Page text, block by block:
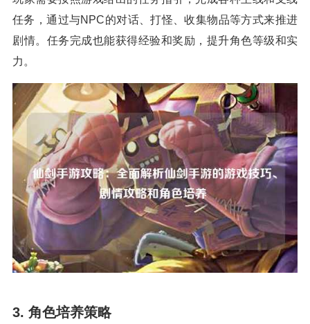
任务，通过与NPC的对话、打怪、收集物品等方式来推进
剧情。任务完成也能获得经验和奖励，提升角色等级和实
力。
3. 角色培养策略